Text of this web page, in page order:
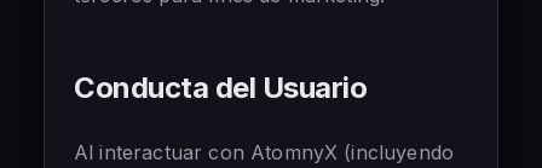
Conducta del Usuario
Al interactuar con AtomnyX (incluyendo